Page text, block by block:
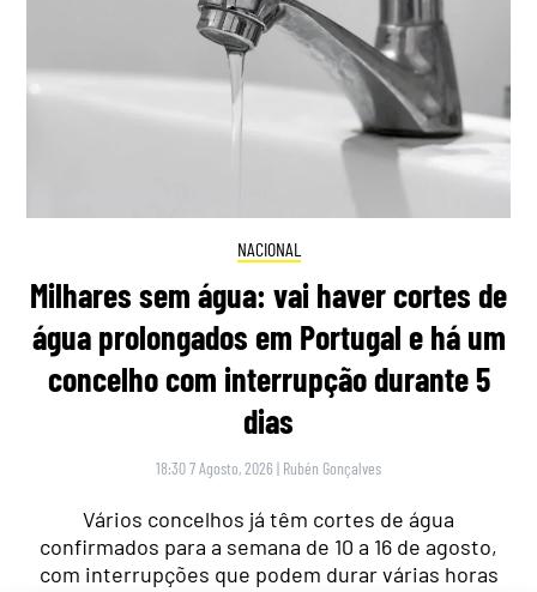
NACIONAL
Milhares sem água: vai haver cortes de
água prolongados em Portugal e há um
concelho com interrupção durante 5
dias
18:30 7 Agosto, 2026 | Rubén Gonçalves
Vários concelhos já têm cortes de água
confirmados para a semana de 10 a 16 de agosto,
com interrupções que podem durar várias horas